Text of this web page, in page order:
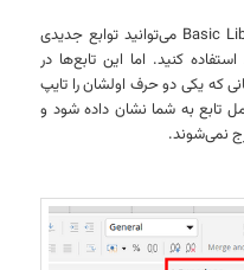
با استفاده از زبان برنامه‌نویسی Basic LibreOffice می‌توانید توابع جدیدی
کنید. اما این تابع‌ها در
که یکی دو حرف اولشان را تایپ
تابع به شما نشان داده شود و